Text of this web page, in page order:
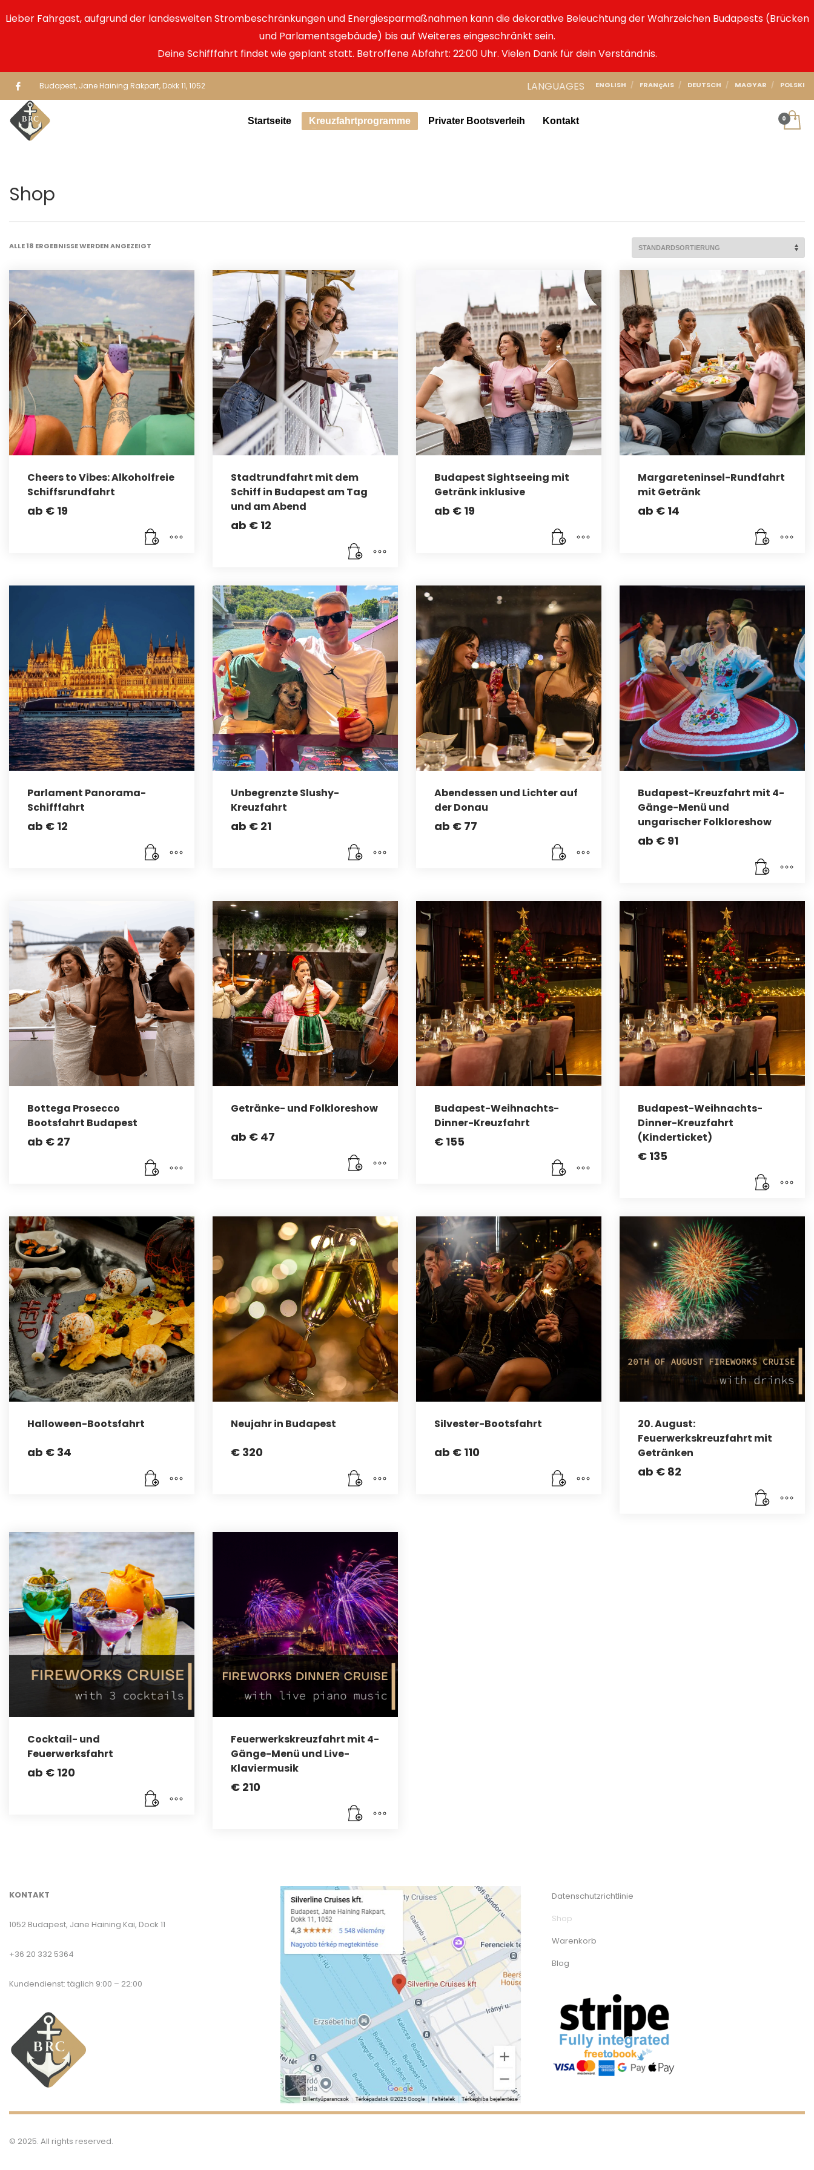
Lieber Fahrgast, aufgrund der landesweiten Strombeschränkungen und Energiesparmaßnahmen kann die dekorative Beleuchtung der Wahrzeichen Budapests (Brücken
und Parlamentsgebäude) bis auf Weiteres eingeschränkt sein.
Deine Schifffahrt findet wie geplant statt. Betroffene Abfahrt: 22:00 Uhr. Vielen Dank für dein Verständnis.
Budapest, Jane Haining Rakpart, Dokk 11, 1052 LANGUAGES ENGLISH FRANçAIS DEUTSCH MAGYAR POLSKI
Startseite Kreuzfahrtprogramme Privater Bootsverleih Kontakt
Shop
ALLE 18 ERGEBNISSE WERDEN ANGEZEIGT
Cheers to Vibes: Alkoholfreie
Schiffsrundfahrt
ab € 19
Stadtrundfahrt mit dem
Schiff in Budapest am Tag
und am Abend
ab € 12
Budapest Sightseeing mit
Getränk inklusive
ab € 19
Margareteninsel-Rundfahrt
mit Getränk
ab € 14
Parlament Panorama-
Schifffahrt
ab € 12
Unbegrenzte Slushy-
Kreuzfahrt
ab € 21
Abendessen und Lichter auf
der Donau
ab € 77
Budapest-Kreuzfahrt mit 4-
Gänge-Menü und
ungarischer Folkloreshow
ab € 91
Bottega Prosecco
Bootsfahrt Budapest
ab € 27
Getränke- und Folkloreshow
ab € 47
Budapest-Weihnachts-
Dinner-Kreuzfahrt
€ 155
Budapest-Weihnachts-
Dinner-Kreuzfahrt
(Kinderticket)
€ 135
Halloween-Bootsfahrt
ab € 34
Neujahr in Budapest
€ 320
Silvester-Bootsfahrt
ab € 110
20. August:
Feuerwerkskreuzfahrt mit
Getränken
ab € 82
Cocktail- und
Feuerwerksfahrt
ab € 120
Feuerwerkskreuzfahrt mit 4-
Gänge-Menü und Live-
Klaviermusik
€ 210
KONTAKT
1052 Budapest, Jane Haining Kai, Dock 11
+36 20 332 5364
Kundendienst: täglich 9:00 – 22:00
Datenschutzrichtlinie
Shop
Warenkorb
Blog
© 2025. All rights reserved.